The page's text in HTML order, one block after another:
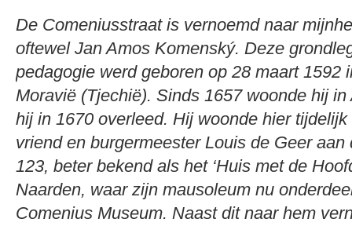
De Comeniusstraat is vernoemd naar
oftewel Jan Amos Komenský. Deze
pedagogie werd geboren op 28 maart 1592
Moravië (Tjechië). Sinds 1657 woonde hij
hij in 1670 overleed. Hij woonde hier
vriend en burgermeester Louis de Geer
123, beter bekend als het ‘Huis met de
Naarden, waar zijn mausoleum nu
Comenius Museum. Naast dit naar hem